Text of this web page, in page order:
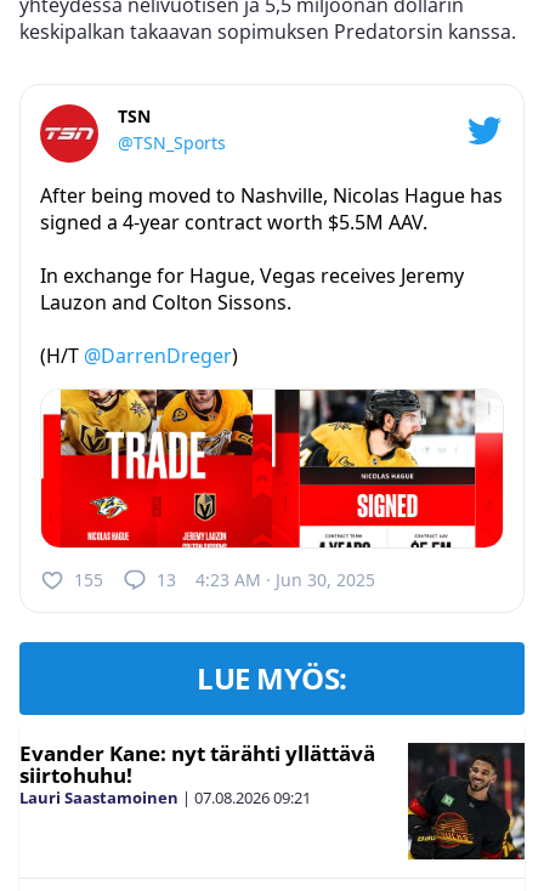
keskipalkan takaavan sopimuksen Predatorsin kanssa.
TSN
@TSN_Sports
After being moved to Nashville, Nicolas Hague has
signed a 4-year contract worth $5.5M AAV.
In exchange for Hague, Vegas receives Jeremy
Lauzon and Colton Sissons.
(H/T @DarrenDreger)
155 13 4:23 AM · Jun 30, 2025
LUE MYÖS:
Evander Kane: nyt tärähti yllättävä
siirtohuhu!
Lauri Saastamoinen | 07.08.202609:21